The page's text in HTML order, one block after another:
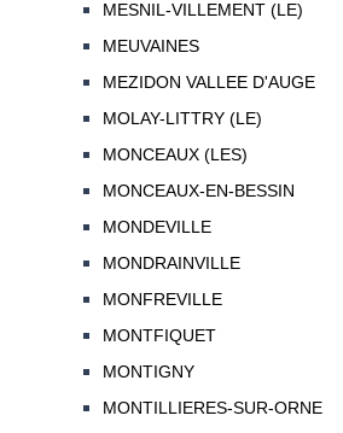
MESNIL-VILLEMENT (LE)
MEUVAINES
MEZIDON VALLEE D'AUGE
MOLAY-LITTRY (LE)
MONCEAUX (LES)
MONCEAUX-EN-BESSIN
MONDEVILLE
MONDRAINVILLE
MONFREVILLE
MONTFIQUET
MONTIGNY
MONTILLIERES-SUR-ORNE